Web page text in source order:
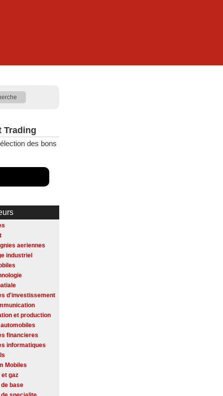
Trading
des bons
aeriennes
industriel
d'investissement
et production
financieres
informatiques
Mobiles
et gaz
base